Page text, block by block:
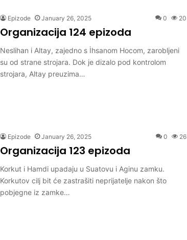
Epizode January 26, 2025 0 20
Organizacija 124 epizoda
Neslihan i Altay, zajedno s İhsanom Hocom, zarobljeni
su od strane strojara. Dok je dizalo pod kontrolom
strojara, Altay preuzima…
Epizode January 26, 2025 0 26
Organizacija 123 epizoda
Korkut i Hamdi upadaju u Suatovu i Aginu zamku.
Korkutov cilj bit će zastrašiti neprijatelje nakon što
pobjegne iz zamke…